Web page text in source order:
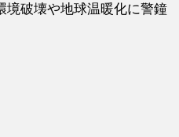
境破壊や地球温暖化に警鐘